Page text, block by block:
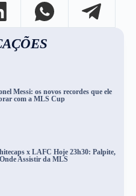
Messi: os novos recordes que ele
com a MLS Cup
x LAFC Hoje 23h30: Palpite,
Assistir da MLS